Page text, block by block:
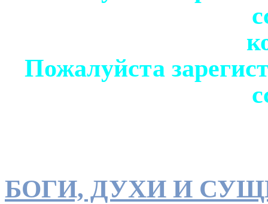
Пожалуйста
БОГИ, ДУХИ И